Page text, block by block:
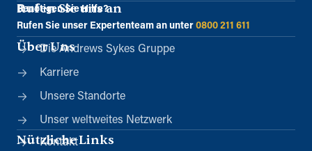
Rufen Sie uns an
Benötigen Sie Hilfe?
Rufen Sie unser Expertenteam an unter 0800 211 611
Über Uns
Die Andrews Sykes Gruppe
Karriere
Unsere Standorte
Unser weltweites Netzwerk
Nützliche Links
Kontakt